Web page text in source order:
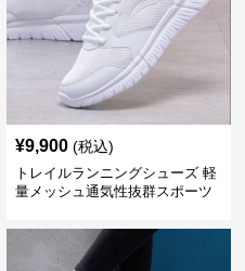
¥9,900 (税込)
トレイルランニングシューズ 軽
量メッシュ通気性抜群スポーツ